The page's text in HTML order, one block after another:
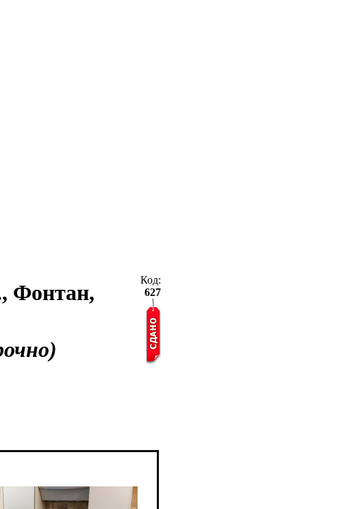
Фонтан,
Код:
627